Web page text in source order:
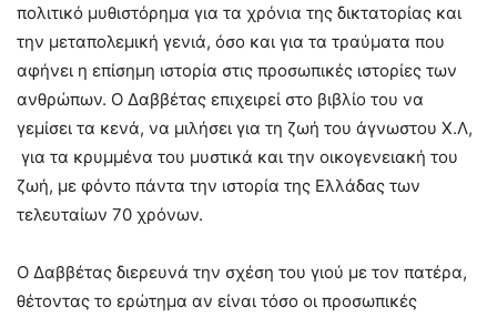
πολιτικό μυθιστόρημα για τα χρόνια της δικτατορίας και
την μεταπολεμική γενιά, όσο και για τα τραύματα που
αφήνει η επίσημη ιστορία στις προσωπικές ιστορίες των
ανθρώπων. Ο Δαββέτας επιχειρεί στο βιβλίο του να
γεμίσει τα κενά, να μιλήσει για τη ζωή του άγνωστου Χ.Λ,
για τα κρυμμένα του μυστικά και την οικογενειακή του
ζωή, με φόντο πάντα την ιστορία της Ελλάδας των
τελευταίων 70 χρόνων.
Ο Δαββέτας διερευνά την σχέση του γιού με τον πατέρα,
θέτοντας το ερώτημα αν είναι τόσο οι προσωπικές